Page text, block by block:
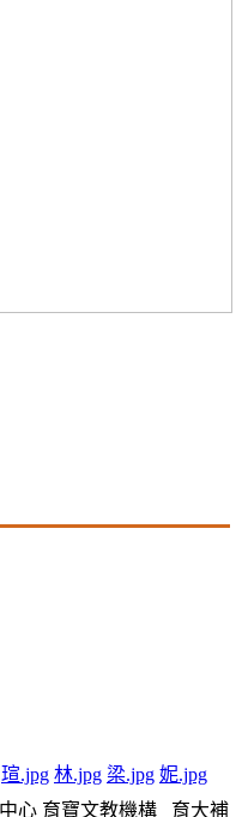
瑄.jpg 林.jpg 梁.jpg 妮.jpg
育寶文教機構 育大補